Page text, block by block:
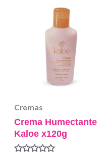
Cremas
Crema Humectante
Kaloe x120g